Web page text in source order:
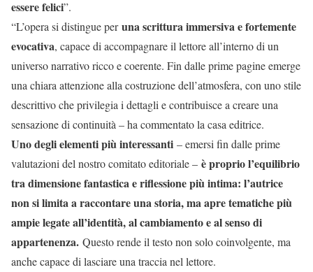
essere felici”.
“L’opera si distingue peruna scrittura immersiva e fortemente
evocativa, capace di accompagnare il lettore all’interno di un
universo narrativo ricco e coerente. Fin dalle prime pagine emerge
una chiara attenzione alla costruzione dell’atmosfera, con uno stile
descrittivo che privilegia i dettagli e contribuisce a creare una
sensazione di continuità – ha commentato la casa editrice.
Uno degli elementi più interessanti – emersi fin dalle prime
valutazioni del nostro comitato editoriale – è proprio l’equilibrio
tra dimensione fantastica e riflessione più intima: l’autrice
non si limita a raccontare una storia, ma apre tematiche più
ampie legate all’identità, al cambiamento e al senso di
appartenenza. Questo rende il testo non solo coinvolgente, ma
anche capace di lasciare una traccia nel lettore.